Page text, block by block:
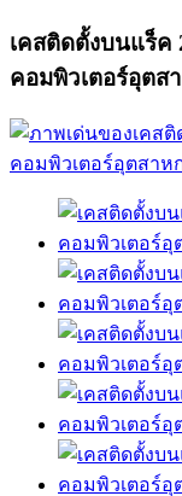
เคสติดตั้งบนแร็ค
คอมพิวเตอร์อุตส